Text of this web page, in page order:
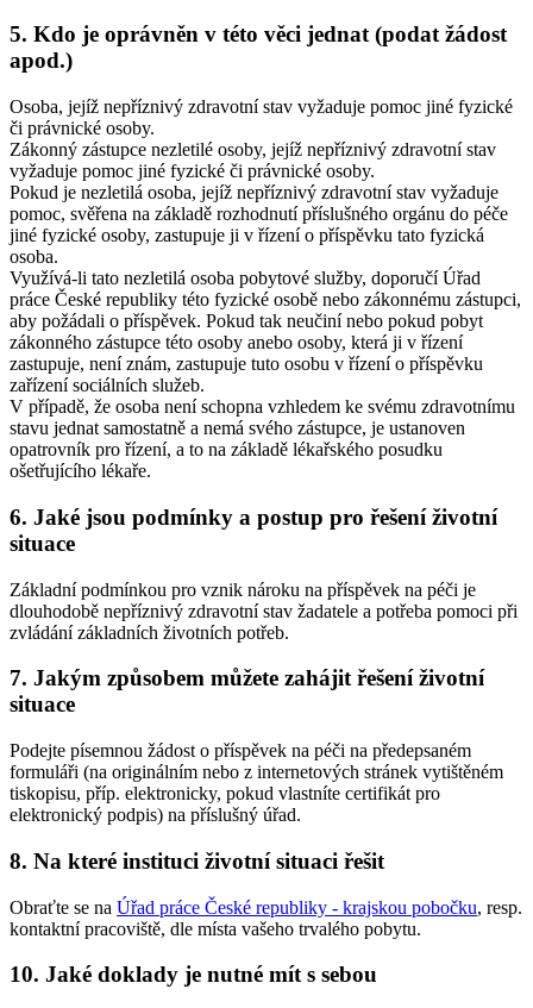
5. Kdo je oprávněn v této věci jednat (podat žádost
apod.)
Osoba, jejíž nepříznivý zdravotní stav vyžaduje pomoc jiné fyzické
či právnické osoby.
Zákonný zástupce nezletilé osoby, jejíž nepříznivý zdravotní stav
vyžaduje pomoc jiné fyzické či právnické osoby.
Pokud je nezletilá osoba, jejíž nepříznivý zdravotní stav vyžaduje
pomoc, svěřena na základě rozhodnutí příslušného orgánu do péče
jiné fyzické osoby, zastupuje ji v řízení o příspěvku tato fyzická
osoba.
Využívá-li tato nezletilá osoba pobytové služby, doporučí Úřad
práce České republiky této fyzické osobě nebo zákonnému zástupci,
aby požádali o příspěvek. Pokud tak neučiní nebo pokud pobyt
zákonného zástupce této osoby anebo osoby, která ji v řízení
zastupuje, není znám, zastupuje tuto osobu v řízení o příspěvku
zařízení sociálních služeb.
V případě, že osoba není schopna vzhledem ke svému zdravotnímu
stavu jednat samostatně a nemá svého zástupce, je ustanoven
opatrovník pro řízení, a to na základě lékařského posudku
ošetřujícího lékaře.
6. Jaké jsou podmínky a postup pro řešení životní
situace
Základní podmínkou pro vznik nároku na příspěvek na péči je
dlouhodobě nepříznivý zdravotní stav žadatele a potřeba pomoci při
zvládání základních životních potřeb.
7. Jakým způsobem můžete zahájit řešení životní
situace
Podejte písemnou žádost o příspěvek na péči na předepsaném
formuláři (na originálním nebo z internetových stránek vytištěném
tiskopisu, příp. elektronicky, pokud vlastníte certifikát pro
elektronický podpis) na příslušný úřad.
8. Na které instituci životní situaci řešit
Obraťte se na Úřad práce České republiky - krajskou pobočku, resp.
kontaktní pracoviště, dle místa vašeho trvalého pobytu.
10. Jaké doklady je nutné mít s sebou